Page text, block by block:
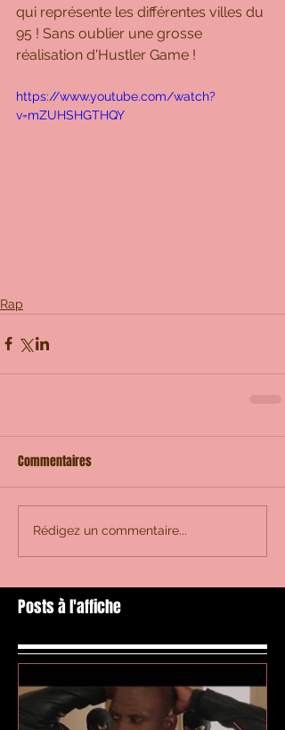
qui représente les différentes villes du
95 ! Sans oublier une grosse
réalisation d'Hustler Game !
https://www.youtube.com/watch?
v=mZUHSHGTHQY
Rap
Commentaires
Rédigez un commentaire...
Posts à l'affiche